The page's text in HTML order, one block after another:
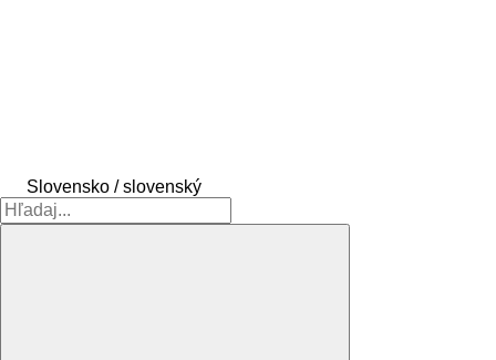
Slovensko / slovenský